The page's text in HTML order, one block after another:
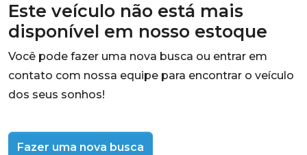
Este veículo não está mais
disponível em nosso estoque
Você pode fazer uma nova busca ou entrar em
contato com nossa equipe para encontrar o veículo
dos seus sonhos!
Fazer uma nova busca